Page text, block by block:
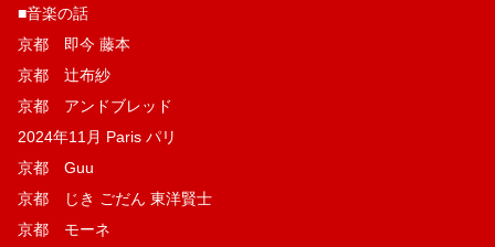
■音楽の話
京都 即今 藤本
京都 辻布紗
京都 アンドブレッド
2024年11月 Paris パリ
京都 Guu
京都 じき ごだん 東洋賢士
京都 モーネ